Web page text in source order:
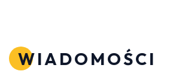
WIADOMOŚCI